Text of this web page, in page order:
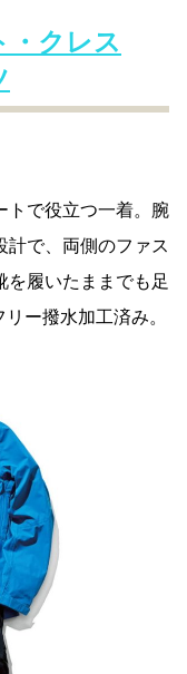
・クレス
トで役立つ一着。腕
計で、両側のファス
を履いたままでも足
ー撥水加工済み。